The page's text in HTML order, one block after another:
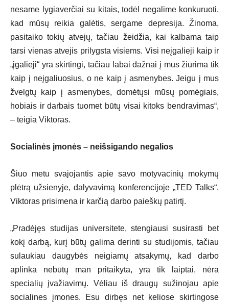
nesame lygiaverčiai su kitais, todėl negalime konkuruoti,
kad mūsų reikia galėtis, sergame depresija. Žinoma,
pasitaiko tokių atvejų, tačiau žeidžia, kai kalbama taip
tarsi vienas atvejis prilygsta visiems. Visi neįgalieji kaip ir
„įgalieji“ yra skirtingi, tačiau labai dažnai į mus žiūrima tik
kaip į neįgaliuosius, o ne kaip į asmenybes. Jeigu į mus
žvelgtų kaip į asmenybes, domėtųsi mūsų pomėgiais,
hobiais ir darbais tuomet būtų visai kitoks bendravimas“,
– teigia Viktoras.
Socialinės įmonės – neišsigando negalios
Šiuo metu svajojantis apie savo motyvacinių mokymų
plėtrą užsienyje, dalyvavimą konferencijoje „TED Talks“,
Viktoras prisimena ir karčią darbo paieškų patirtį.
„Pradėjęs studijas universitete, stengiausi susirasti bet
kokį darbą, kurį būtų galima derinti su studijomis, tačiau
sulaukiau daugybės neigiamų atsakymų, kad darbo
aplinka nebūtų man pritaikyta, yra tik laiptai, nėra
specialių įvažiavimų. Vėliau iš draugų sužinojau apie
socialines įmones. Esu dirbęs net keliose skirtingose